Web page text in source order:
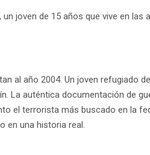
joven de 15 años que vive en
al año 2004. Un joven refugiado
La auténtica documentación de
el terrorista más buscado en la
en una historia real.